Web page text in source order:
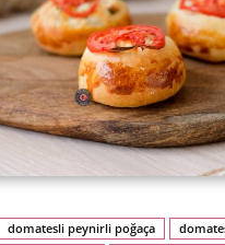
domatesli peynirli poğaça